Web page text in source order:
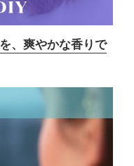
、爽やかな香りで